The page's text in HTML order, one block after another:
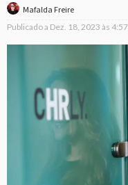
Mafalda Freire
Publicado a Dez. 18, 2023 às